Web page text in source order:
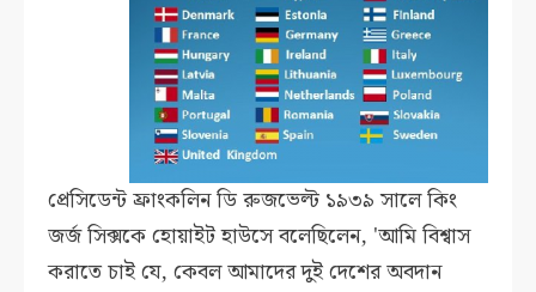
প্রেসিডেন্ট ফ্রাংকলিন ডি রুজভেল্ট ১৯৩৯ সালে কিং
জর্জ সিক্সকে হোয়াইট হাউসে বলেছিলেন, 'আমি বিশ্বাস
করাতে চাই যে, কেবল আমাদের দুই দেশের অবদান